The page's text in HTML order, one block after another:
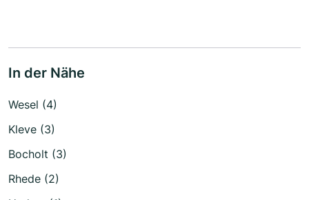
In der Nähe
Wesel (4)
Kleve (3)
Bocholt (3)
Rhede (2)